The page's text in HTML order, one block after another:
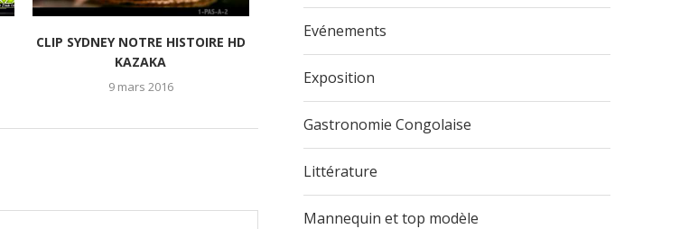
CLIP SYDNEY NOTRE HISTOIRE HD
KAZAKA
9 mars 2016
Evénements
Exposition
Gastronomie Congolaise
Littérature
Mannequin et top modèle